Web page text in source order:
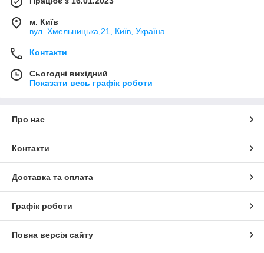
м. Київ
вул. Хмельницька,21, Київ, Україна
Контакти
Сьогодні вихідний
Показати весь графік роботи
Про нас
Контакти
Доставка та оплата
Графік роботи
Повна версія сайту